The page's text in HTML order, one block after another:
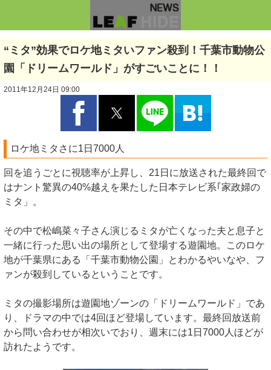
“ミタ”効果でロケ地ミタいファン殺到！千葉市動物公
園「ドリームワールド」がすごいことに！！
2011年12月24日 09:00
ロケ地ミタさに1日7000人
回を追うごとに視聴率が上昇し、21日に放送された最終回で
はナント驚異の40%越えを果たした日本テレビ系｢家政婦の
ミタ」。
その中で松嶋菜々子さん演じるミタが亡くなった夫と息子と
一緒に行った思い出の場所として登場する遊園地。このロケ
地が千葉県にある「千葉市動物公園」とわかるやいなや、フ
ァンが殺到しているということです。
ミタの撮影場所は遊園地ゾーンの「ドリームワールド」であ
り、ドラマの中では4回ほど登場しています。最終回放送前
から問い合わせが相次いでおり、週末には1日7000人ほどが
訪れたようです。